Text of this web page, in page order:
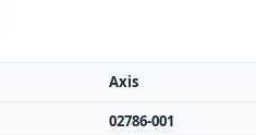
Axis
02786-001